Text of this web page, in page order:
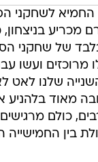
החמיא לשחקני
לעומת 27 בלבד של
מרוכזים ועשו
שלנו לאט
מאוד בלהניע
כולם מרגישים
בין